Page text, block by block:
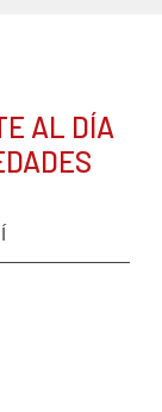
AL DÍA